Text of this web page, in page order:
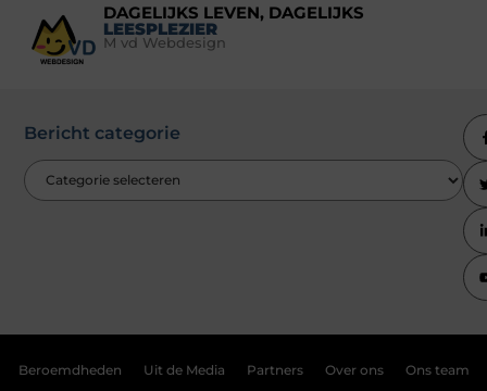
DAGELIJKS LEVEN, DAGELIJKS
LEESPLEZIER
M vd Webdesign
Bericht categorie
Beroemdheden Uit de Media Partners Over ons Ons team